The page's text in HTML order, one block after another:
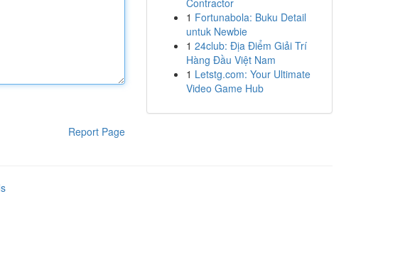
Report Page
Contractor
1 Fortunabola: Buku Detail
untuk Newbie
1 24club: Địa Điểm Giải Trí
Hàng Đầu Việt Nam
1 Letstg.com: Your Ultimate
Video Game Hub